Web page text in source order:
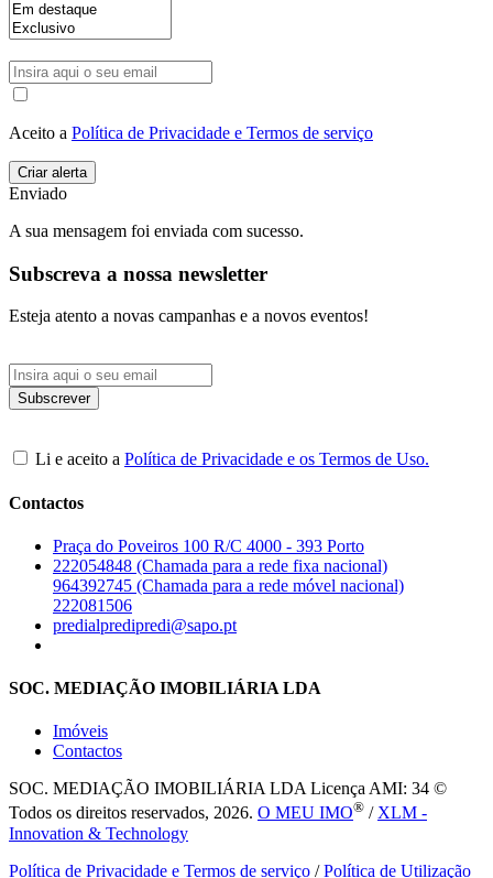
Aceito a Política de Privacidade e Termos de serviço
Enviado
A sua mensagem foi enviada com sucesso.
Subscreva a nossa newsletter
Esteja atento a novas campanhas e a novos eventos!
Li e aceito a Política de Privacidade e os Termos de Uso.
Contactos
Praça do Poveiros 100 R/C 4000 - 393 Porto
222054848 (Chamada para a rede fixa nacional)
964392745 (Chamada para a rede móvel nacional)
222081506
predialpredipredi@sapo.pt
SOC. MEDIAÇÃO IMOBILIÁRIA LDA
Imóveis
Contactos
SOC. MEDIAÇÃO IMOBILIÁRIA LDA Licença AMI: 34 ©
Todos os direitos reservados, 2026. O MEU IMO® /XLM -
Innovation & Technology
Política de Privacidade e Termos de serviço /Política de Utilização